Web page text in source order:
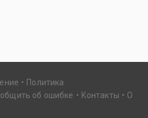
Политика
об ошибке Контакты
О